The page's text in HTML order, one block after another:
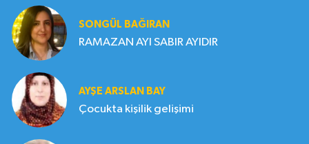
SONGÜL BAĞIRAN
RAMAZAN AYI SABIR AYIDIR
AYŞE ARSLAN BAY
Çocukta kişilik gelişimi